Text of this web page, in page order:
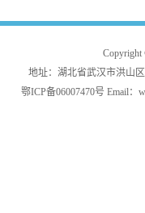
地址：湖北省武汉市洪山
鄂ICP备06007470号 Email：